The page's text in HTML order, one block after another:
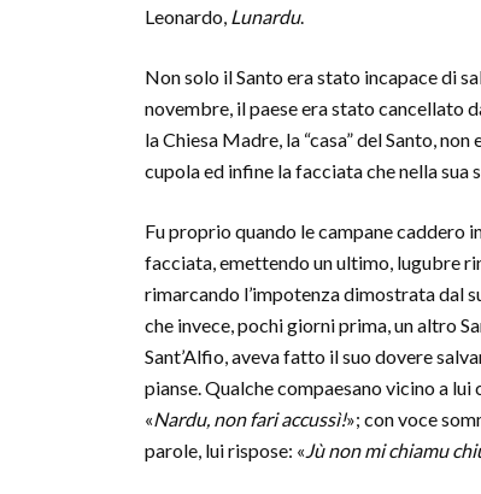
Leonardo, Lunardu.
Non solo il Santo era stato incapace di
novembre, il paese era stato cancellato
la Chiesa Madre, la “casa” del Santo,
cupola ed infine la facciata che nella sua
Fu proprio quando le campane caddero
facciata, emettendo un ultimo, lugubre
rimarcando l’impotenza dimostrata dal
che invece, pochi giorni prima, un altro
Sant’Alfio, aveva fatto il suo dovere
pianse. Qualche compaesano vicino a
«Nardu, non fari accussì!»; con voce
parole, lui rispose: «Jù non mi chiamu